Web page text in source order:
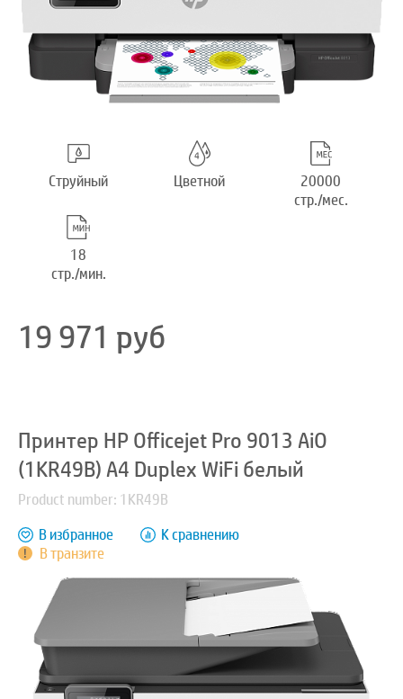
Струйный Цветной
20000
стр./мес.
18
стр./мин.
19 971 руб
Принтер HP Officejet Pro 9013 AiO
(1KR49B) A4 Duplex WiFi белый
Product number: 1KR49B
В транзите
В избранное К сравнению